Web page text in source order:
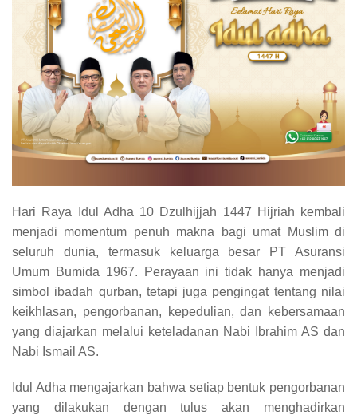
Hari Raya Idul Adha 10 Dzulhijjah 1447 Hijriah kembali
menjadi momentum penuh makna bagi umat Muslim di
seluruh dunia, termasuk keluarga besar PT Asuransi
Umum Bumida 1967. Perayaan ini tidak hanya menjadi
simbol ibadah qurban, tetapi juga pengingat tentang nilai
keikhlasan, pengorbanan, kepedulian, dan kebersamaan
yang diajarkan melalui keteladanan Nabi Ibrahim AS dan
Nabi Ismail AS.
Idul Adha mengajarkan bahwa setiap bentuk pengorbanan
yang dilakukan dengan tulus akan menghadirkan